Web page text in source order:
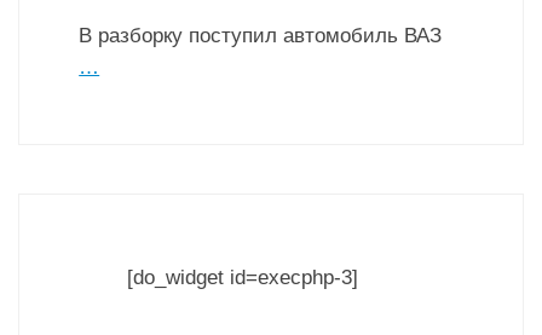
В разборку поступил автомобиль ВАЗ
…
[do_widget id=execphp-3]